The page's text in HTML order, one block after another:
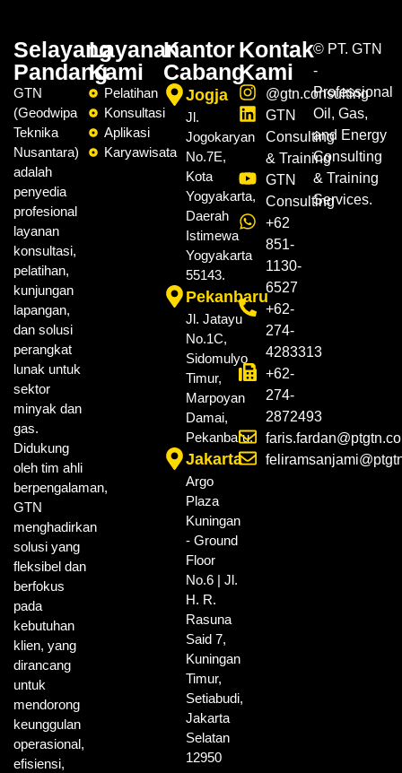
Selayang
Pandang
GTN
(Geodwipa
Teknika
Nusantara)
adalah
penyedia
profesional
layanan
konsultasi,
pelatihan,
kunjungan
lapangan,
dan solusi
perangkat
lunak untuk
sektor
minyak dan
gas.
Didukung
oleh tim ahli
berpengalaman,
GTN
menghadirkan
solusi yang
fleksibel dan
berfokus
pada
kebutuhan
klien, yang
dirancang
untuk
mendorong
keunggulan
operasional,
efisiensi,
Layanan
Kami
Pelatihan
Konsultasi
Aplikasi
Karyawisata
Kantor
Cabang
Jogja
Jl.
Jogokaryan
No.7E,
Kota
Yogyakarta,
Daerah
Istimewa
Yogyakarta
55143.
Pekanbaru
Jl. Jatayu
No.1C,
Sidomulyo
Timur,
Marpoyan
Damai,
Pekanbaru.
Jakarta
Argo
Plaza
Kuningan
- Ground
Floor
No.6 | Jl.
H. R.
Rasuna
Said 7,
Kuningan
Timur,
Setiabudi,
Jakarta
Selatan
12950
Kontak
Kami
@gtn.consulting
GTN
Consulting
& Training
GTN
Consulting
+62
851-
1130-
6527
+62-
274-
4283313
+62-
274-
2872493
© PT. GTN
-
Professional
Oil, Gas,
and Energy
Consulting
& Training
Services.